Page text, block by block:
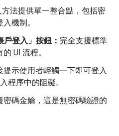
法提供單一整合點，包括密
機制。
登入」按鈕： 完全支援標準
UI 流程。
提示使用者輕觸一下即可登入
程序中的阻礙。
密碼金鑰，這是無密碼驗證的